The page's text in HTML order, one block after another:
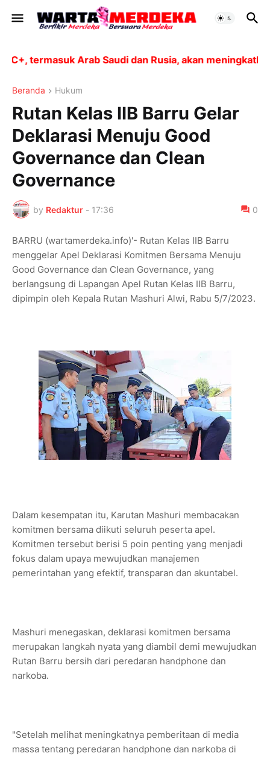
termasuk Arab Saudi dan Rusia, akan meningkatkan
Beranda Hukum
Rutan Kelas IIB Barru Gelar
Deklarasi Menuju Good
Governance dan Clean
Governance
by Redaktur - 17:36 0
BARRU (wartamerdeka.info)'- Rutan Kelas IIB Barru
menggelar Apel Deklarasi Komitmen Bersama Menuju
Good Governance dan Clean Governance, yang
berlangsung di Lapangan Apel Rutan Kelas IIB Barru,
dipimpin oleh Kepala Rutan Mashuri Alwi, Rabu 5/7/2023.
Dalam kesempatan itu, Karutan Mashuri membacakan
komitmen bersama diikuti seluruh peserta apel.
Komitmen tersebut berisi 5 poin penting yang menjadi
fokus dalam upaya mewujudkan manajemen
pemerintahan yang efektif, transparan dan akuntabel.
Mashuri menegaskan, deklarasi komitmen bersama
merupakan langkah nyata yang diambil demi mewujudkan
Rutan Barru bersih dari peredaran handphone dan
narkoba.
"Setelah melihat meningkatnya pemberitaan di media
massa tentang peredaran handphone dan narkoba di